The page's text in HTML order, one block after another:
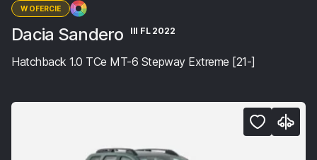
W OFERCIE
Dacia Sandero III FL 2022
Hatchback 1.0 TCe MT-6 Stepway Extreme [21-]